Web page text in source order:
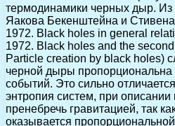
термодинамики черных дыр. Из
Яакова Бекенштейна и
1972. Black holes in general
1972. Black holes and the
Particle creation by black holes)
черной дыры пропорциональна
событий. Это сильно
энтропия систем, при
пренебречь гравитацией, так
оказывается